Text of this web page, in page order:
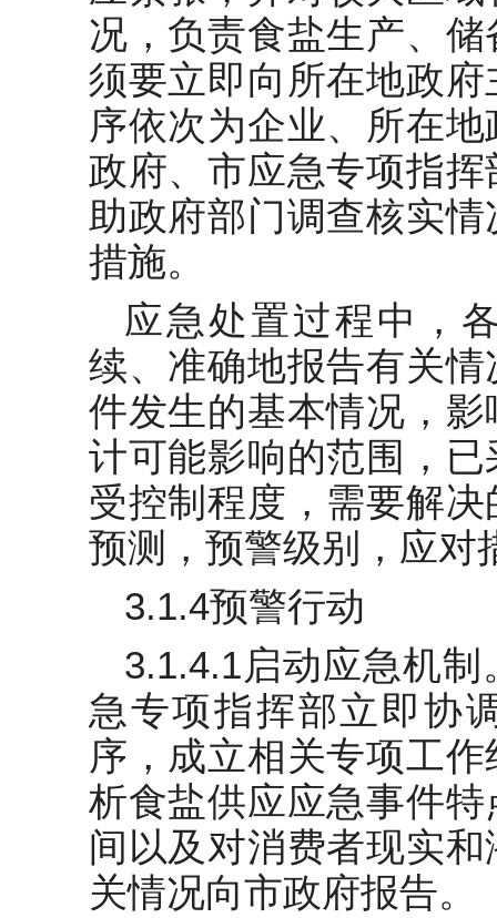
况，负责食盐生产、
须要立即向所在地政
序依次为企业、所在
政府、市应急专项指
助政府部门调查核实
措施。
应急处置过程中，
续、准确地报告有关
件发生的基本情况，
计可能影响的范围，
受控制程度，需要解
预测，预警级别，应对
3.1.4预警行动
3.1.4.1启动应急机
急专项指挥部立即协
序，成立相关专项工
析食盐供应应急事件
间以及对消费者现实
关情况向市政府报告。